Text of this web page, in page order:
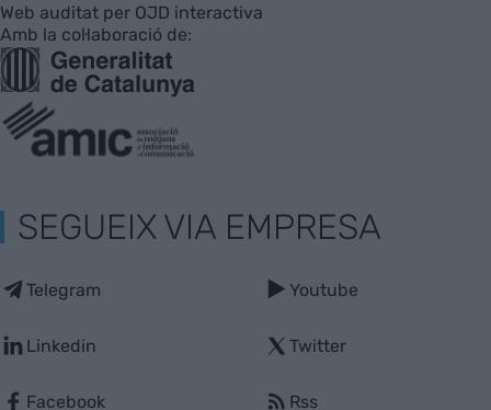
Web auditat per OJD interactiva
Amb la col·laboració de:
SEGUEIX VIA EMPRESA
Telegram
Linkedin
Facebook
Youtube
Twitter
Rss